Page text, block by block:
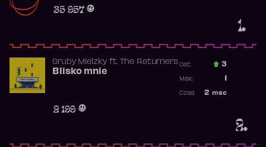
1.
35 957
2.
Gruby Mielzkyft. The Returners
Blisko mnie
2 199
Ost.: 3
Max:
2 msc
Czas: